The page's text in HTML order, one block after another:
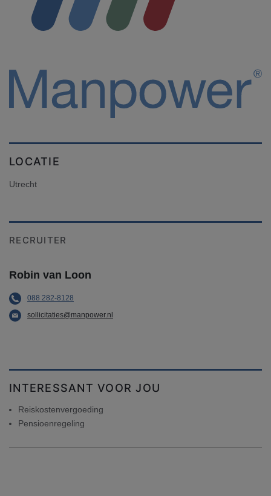
LOCATIE
Utrecht
RECRUITER
Robin van Loon
088 282-8128
sollicitaties@manpower.nl
INTERESSANT VOOR JOU
Reiskostenvergoeding
Pensioenregeling